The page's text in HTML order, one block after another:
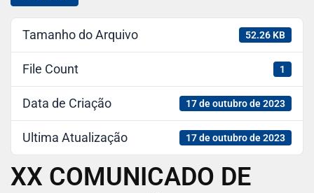
Tamanho do Arquivo 52.26 KB
File Count 1
Data de Criação 17 de outubro de 2023
Ultima Atualização 17 de outubro de 2023
XX COMUNICADO DE